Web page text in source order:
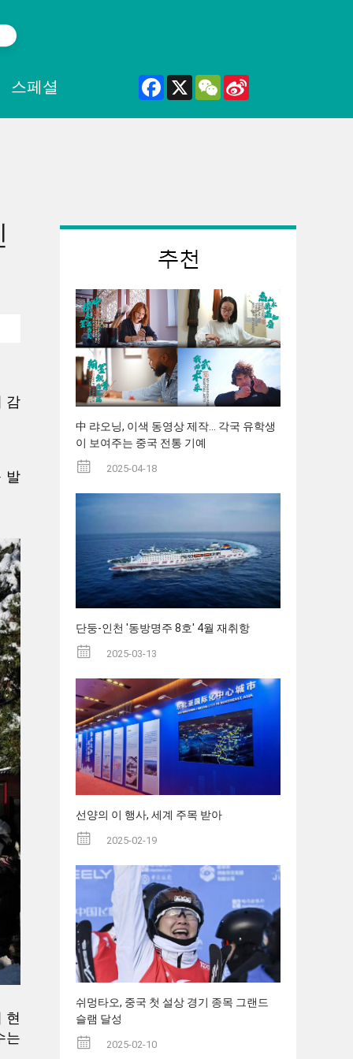
스페셜 Facebook
X WeChat
감
발
현
는
中 랴오닝, 이색 동영상 제작... 각국 유학생
이 보여주는 중국 전통 기예
2025-04-18
단둥-인천 '동방명주 8호' 4월 재취항
2025-03-13
선양의 이 행사, 세계 주목 받아
2025-02-19
쉬멍타오, 중국 첫 설상 경기 종목 그랜드
슬램 달성
2025-02-10